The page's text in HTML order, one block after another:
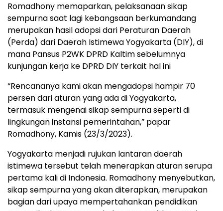
Romadhony memaparkan, pelaksanaan sikap
sempurna saat lagi kebangsaan berkumandang
merupakan hasil adopsi dari Peraturan Daerah
(Perda) dari Daerah Istimewa Yogyakarta (DIY), di
mana Pansus P2WK DPRD Kaltim sebelumnya
kunjungan kerja ke DPRD DIY terkait hal ini
“Rencananya kami akan mengadopsi hampir 70
persen dari aturan yang ada di Yogyakarta,
termasuk mengenai sikap sempurna seperti di
lingkungan instansi pemerintahan,” papar
Romadhony, Kamis (23/3/2023).
Yogyakarta menjadi rujukan lantaran daerah
istimewa tersebut telah menerapkan aturan serupa
pertama kali di Indonesia. Romadhony menyebutkan,
sikap sempurna yang akan diterapkan, merupakan
bagian dari upaya mempertahankan pendidikan